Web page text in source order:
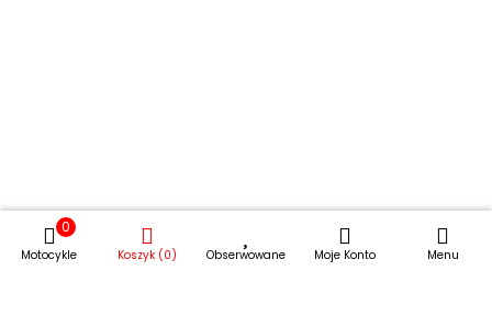
Motocykle
0
Koszyk (0) Obserwowane Moje Konto Menu